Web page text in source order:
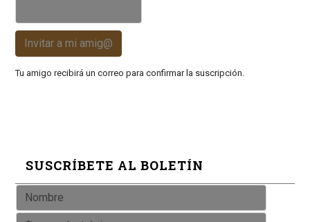
Invitar a mi amig@
Tu amigo recibirá un correo para confirmar la suscripción.
SUSCRÍBETE AL BOLETÍN